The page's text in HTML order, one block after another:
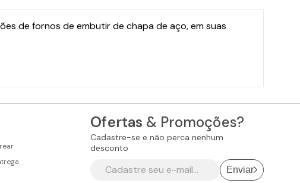
de fornos de embutir de chapa de aço, em suas
Ofertas & Promoções?
Cadastre-se e não perca nenhum
desconto
Enviar